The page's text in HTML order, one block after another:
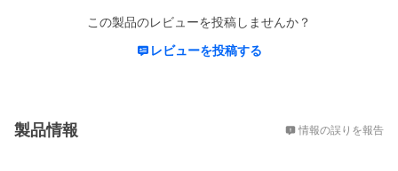
この製品のレビューを投稿しませんか？
レビューを投稿する
製品情報 情報の誤りを報告